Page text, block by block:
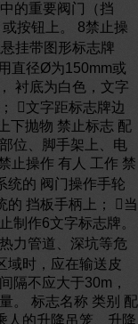
的重要阀门（挡
按钮上。 8禁止操
挂带图形标志牌
直径Ø为150mm或
衬底为白色，文字
文字距标志牌边
下抛物 禁止标志 配
位、脚手架上、电
止操作 有人 工作 禁
统的 阀门操作手轮
的 挡板手柄上； 当
制作6文字标志牌。
力管道、深坑等危
域时，应在输送皮
隔不应大于30m，
。 标志名称 类别 配
人的升降吊笼、升降